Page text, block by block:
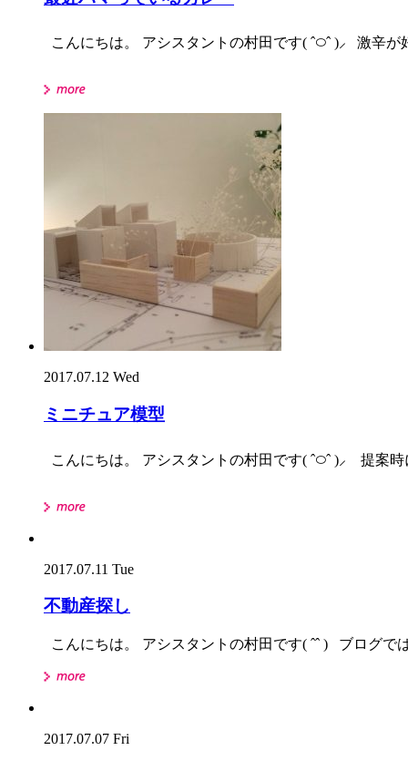
こんにちは。 アシスタントの村田です( ˆ࿀ˆ )⸝ 激辛
2017.07.12 Wed
ミニチュア模型
こんにちは。 アシスタントの村田です( ˆ࿀ˆ )⸝ 提案
2017.07.11 Tue
不動産探し
こんにちは。 アシスタントの村田です( ˆˆ ) ブログ
2017.07.07 Fri